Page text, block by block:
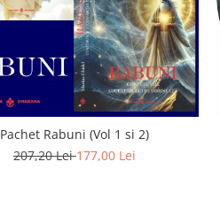
Pachet Rabuni (Vol 1 si 2)
207,20 Lei177,00 Lei